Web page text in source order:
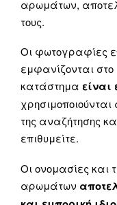
αρωμάτων,
τους.
Οι φωτογραφίες
εμφανίζονται στο
κατάστημα είναι
της αναζήτησης
επιθυμείτε.
Οι ονομασίες και
αρωμάτων